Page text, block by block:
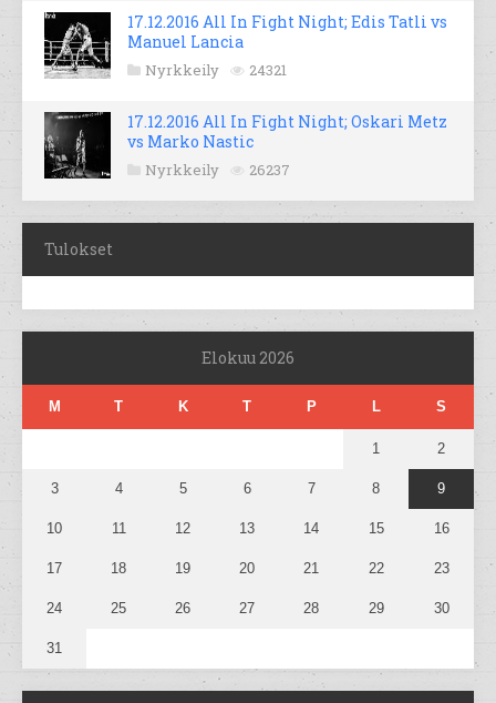
17.12.2016 All In Fight Night; Edis Tatli vs
Manuel Lancia
Nyrkkeily 24321
17.12.2016 All In Fight Night; Oskari Metz
vs Marko Nastic
Nyrkkeily 26237
Tulokset
Elokuu 2026
M T K T P L S
1 2
3 4 5 6 7 8 9
10 11 12 13 14 15 16
17 18 19 20 21 22 23
24 25 26 27 28 29 30
31